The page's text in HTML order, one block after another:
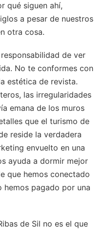
qué siguen ahí,
a pesar de nuestros
otra cosa.
de ver
No te conformes con
estética de revista.
las irregularidades
emana de los muros
que el turismo de
reside la verdadera
envuelto en una
ayuda a dormir mejor
que hemos conectado
pagado por una
de Sil no es el que